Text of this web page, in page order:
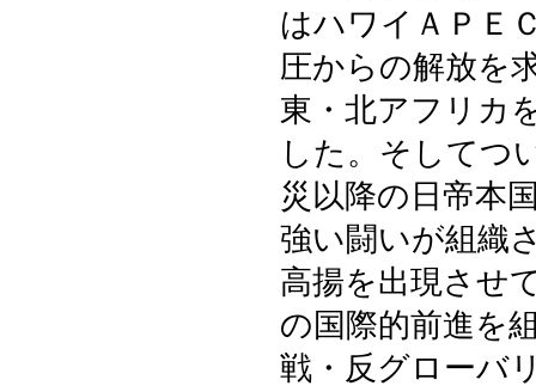
はハワイＡＰＥ
圧からの解放を
東・北アフリカ
した。そしてつ
災以降の日帝本
強い闘いが組織
高揚を出現させ
の国際的前進を
戦・反グローバ